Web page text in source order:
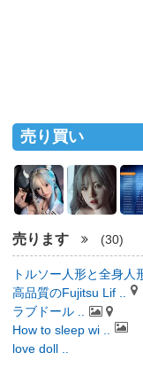
売り買い
売ります (30)
トルソー人形と全身人
高品質のFujitsu Lif ..
ラブドール ..
How to sleep wi ..
love doll ..